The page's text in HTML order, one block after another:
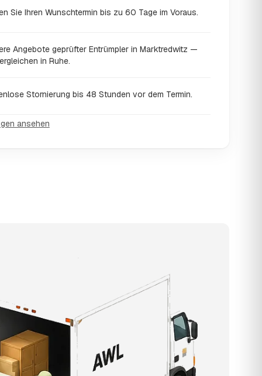
Sie Ihren Wunschtermin bis zu 60 Tage im Voraus.
Angebote geprüfter Entrümpler in Marktredwitz —
in Ruhe.
Stornierung bis 48 Stunden vor dem Termin.
ansehen